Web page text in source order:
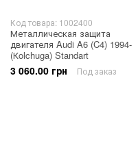
Код товара: 1002400
Металлическая защита
двигателя Audi A6 (C4) 1994-
(Кolchuga) Standart
3 060.00 грн Под заказ